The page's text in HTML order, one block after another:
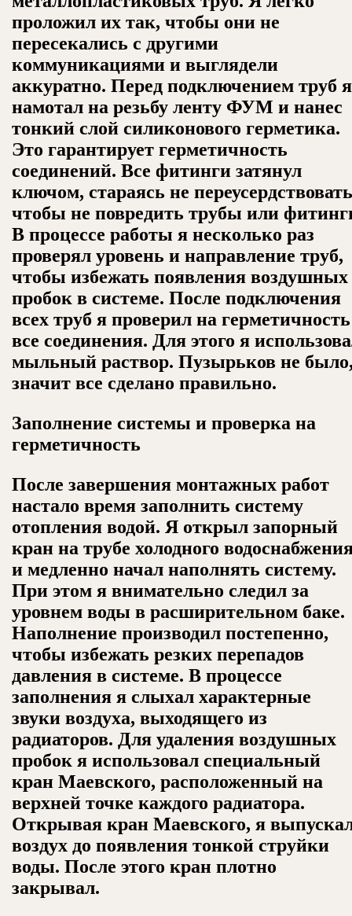
проложил их так, чтобы они не
пересекались с другими
коммуникациями и выглядели
аккуратно. Перед подключением труб я
намотал на резьбу ленту ФУМ и нанес
тонкий слой силиконового герметика.
Это гарантирует герметичность
соединений. Все фитинги затянул
ключом, стараясь не
чтобы не повредить трубы или
В процессе работы я несколько раз
проверял уровень и направление труб,
чтобы избежать появления воздушных
пробок в системе. После подключения
всех труб я проверил на герметичность
все соединения. Для этого я
мыльный раствор. Пузырьков не
значит все сделано правильно.
Заполнение системы и проверка на
герметичность
После завершения монтажных работ
настало время заполнить систему
отопления водой. Я открыл запорный
кран на трубе холодного
и медленно начал наполнять систему.
При этом я внимательно следил за
уровнем воды в расширительном баке.
Наполнение производил постепенно,
чтобы избежать резких перепадов
давления в системе. В процессе
заполнения я слыхал характерные
звуки воздуха, выходящего из
радиаторов. Для удаления воздушных
пробок я использовал специальный
кран Маевского, расположенный на
верхней точке каждого радиатора.
Открывая кран Маевского, я
воздух до появления тонкой струйки
воды. После этого кран плотно
закрывал.